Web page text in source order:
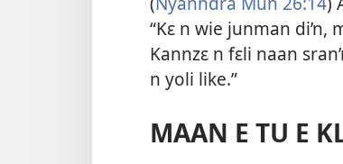
“Kɛ n wie junman di’n,
Kannzɛ n fɛli naan
n yoli like.”
MAAN E TU E